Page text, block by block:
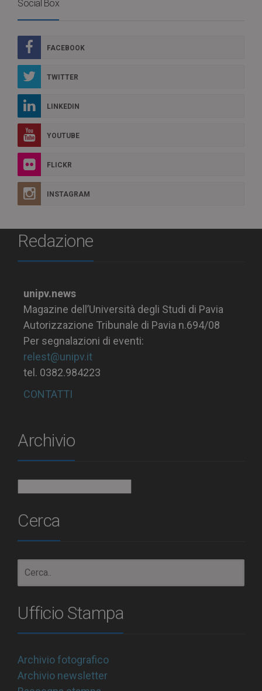
Social Box
FACEBOOK
TWITTER
LINKEDIN
YOUTUBE
FLICKR
INSTAGRAM
Redazione
unipv.news
Magazine dell’Università degli Studi di Pavia
Autorizzazione Tribunale di Pavia n.694/08
Per segnalazioni di eventi:
relest@unipv.it
tel. 0382.984223
CONTATTI
Archivio
Cerca
Ufficio Stampa
Archivio fotografico
Archivio newsletter